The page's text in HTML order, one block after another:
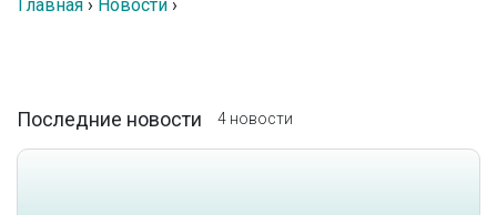
Главная › Новости ›
Последние новости 4 новости